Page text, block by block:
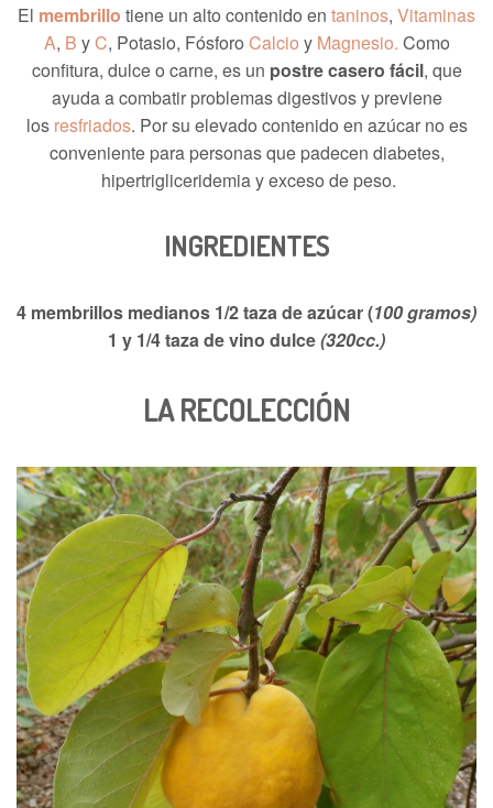
El membrillo tiene un alto contenido en taninos, Vitaminas
A, B yC, Potasio, Fósforo Calcio yMagnesio. Como
confitura, dulce o carne, es un postre casero fácil, que
ayuda a combatir problemas digestivos y previene
los resfriados. Por su elevado contenido en azúcar no es
conveniente para personas que padecen diabetes,
hipertrigliceridemia y exceso de peso.
INGREDIENTES
4 membrillos medianos 1/2 taza de azúcar (100 gramos)
1 y 1/4 taza de vino dulce(320cc.)
LA RECOLECCIÓN